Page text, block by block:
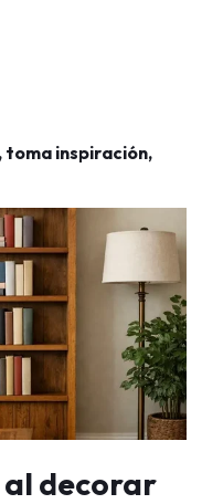
toma inspiración,
al decorar